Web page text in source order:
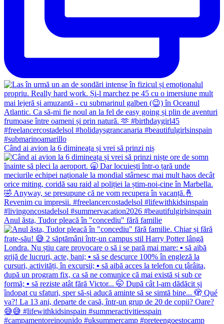
Când ai avion la 6 dimineața și vrei să prinzi niș
Anul ăsta, Tudor pleacă în "concediu" fără familie